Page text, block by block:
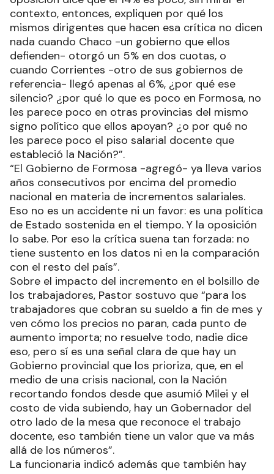
contexto, entonces, expliquen por qué los
mismos dirigentes que hacen esa crítica no dicen
nada cuando Chaco -un gobierno que ellos
defienden- otorgó un 5% en dos cuotas, o
cuando Corrientes -otro de sus gobiernos de
referencia- llegó apenas al 6%, ¿por qué ese
silencio? ¿por qué lo que es poco en Formosa, no
les parece poco en otras provincias del mismo
signo político que ellos apoyan? ¿o por qué no
les parece poco el piso salarial docente que
estableció la Nación?”.
“El Gobierno de Formosa -agregó- ya lleva varios
años consecutivos por encima del promedio
nacional en materia de incrementos salariales.
Eso no es un accidente ni un favor: es una política
de Estado sostenida en el tiempo. Y la oposición
lo sabe. Por eso la crítica suena tan forzada: no
tiene sustento en los datos ni en la comparación
con el resto del país”.
Sobre el impacto del incremento en el bolsillo de
los trabajadores, Pastor sostuvo que “para los
trabajadores que cobran su sueldo a fin de mes y
ven cómo los precios no paran, cada punto de
aumento importa; no resuelve todo, nadie dice
eso, pero sí es una señal clara de que hay un
Gobierno provincial que los prioriza, que, en el
medio de una crisis nacional, con la Nación
recortando fondos desde que asumió Milei y el
costo de vida subiendo, hay un Gobernador del
otro lado de la mesa que reconoce el trabajo
docente, eso también tiene un valor que va más
allá de los números”.
La funcionaria indicó además que también hay